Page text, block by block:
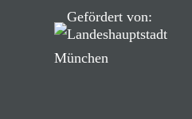
Gefördert von: